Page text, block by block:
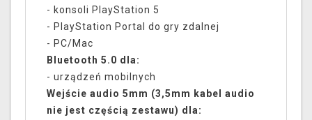
- konsoli PlayStation 5
- PlayStation Portal do gry zdalnej
- PC/Mac
Bluetooth 5.0 dla:
- urządzeń mobilnych
Wejście audio 5mm (3,5mm kabel audio
nie jest częścią zestawu) dla: